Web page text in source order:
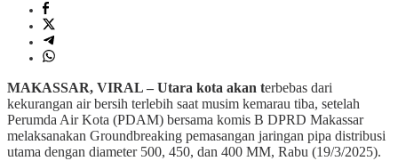
MAKASSAR, VIRAL – Utara kota akan terbebas dari
kekurangan air bersih terlebih saat musim kemarau tiba, setelah
Perumda Air Kota (PDAM) bersama komis B DPRD Makassar
melaksanakan Groundbreaking pemasangan jaringan pipa distribusi
utama dengan diameter 500, 450, dan 400 MM, Rabu (19/3/2025).